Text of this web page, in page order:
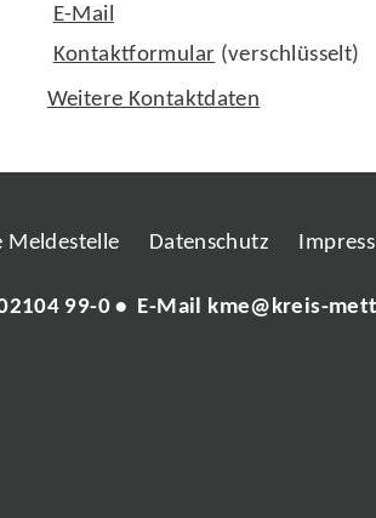
E-Mail
Kontaktformular (verschlüsselt)
Weitere Kontaktdaten
Meldestelle Datenschutz
99-0• E-Mail kme@kreis-